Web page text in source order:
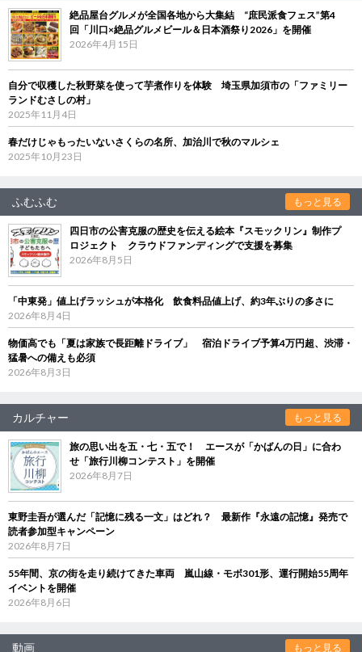
絶品屋台グルメが全国各地から大集結 “庶民派食フェス”第4
回「川口×絶品グルメビール＆日本酒祭り2026」を開催
2026年4月15日
自分で収穫した秋野菜を使って芋煮作りを体験 埼玉県加須市の「ファミリー
ランドむさしの村」
2025年11月4日
春だけじゃもったいないさくらの名所、加治川で秋のマルシェ
2025年10月23日
ふむふむ もっと見る
四日市の公害克服の歴史を伝える絵本『スモックリン』制作プ
ロジェクト クラウドファンディングで支援を募集
2026年8月5日
「中東発」値上げラッシュが本格化 飲食料品値上げ、約3年ぶりの多さに
2026年8月4日
物価高でも「夏は家族で長距離ドライブ」 宿泊ドライブ予算4万円超、渋滞・
猛暑への備えも必須
2026年8月3日
カルチャー もっと見る
旅の思い出を五・七・五で！ エースが「かばんの日」に合わ
せ「旅行川柳コンテスト」を開催
2026年8月7日
東野圭吾が選んだ「記憶に残る一文」はどれ？ 最新作『永遠の記憶』発売で
読者参加型キャンペーン
2026年8月7日
55年間、京の街を走り続けてきた車両 嵐山線・モボ301形、運行開始55周年
イベントを開催
2026年8月6日
動画 もっと見る